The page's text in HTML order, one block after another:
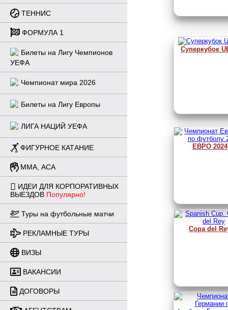
Суперкубок
ЕВРО 2024
Copa del
ТЕННИС
ФОРМУЛА 1
Билеты на Лигу Чемпионов
УЕФА
Чемпионат мира 2026
Билеты на Лигу Европы
ЛИГА НАЦИЙ УЕФА
ФИГУРНОЕ КАТАНИЕ
ММА, ACA
ИДЕИ ДЛЯ КОРПОРАТИВНЫХ
ВЫЕЗДОВ Популярно!
Туры на футбольные матчи
РЕКЛАМНЫЕ ТУРЫ
ВИЗЫ
ВАКАНСИИ
ДОГОВОРЫ